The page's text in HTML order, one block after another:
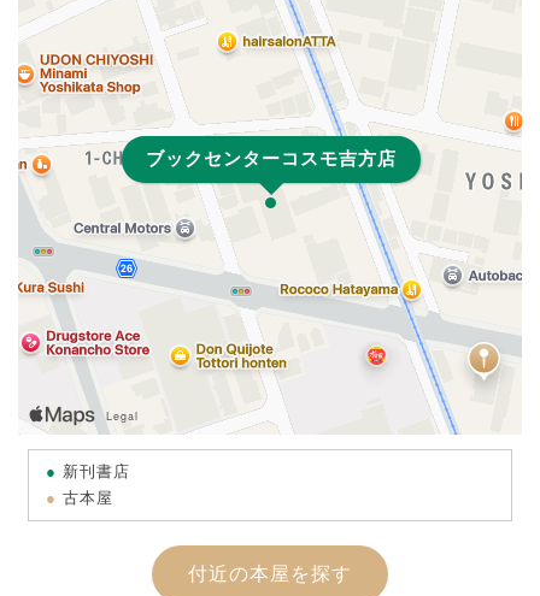
ブックセンターコスモ吉方店
新刊書店
古本屋
付近の本屋を探す